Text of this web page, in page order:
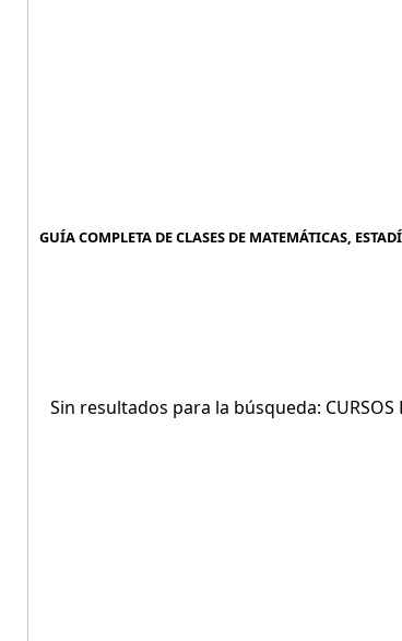
GUÍA COMPLETA DE CLASES DE MATEMÁTICAS,
Sin resultados para la búsqueda: CURSOS